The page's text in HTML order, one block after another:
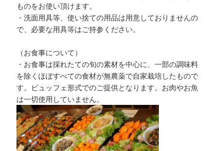
ものをお使い頂けます。
・洗面用具等、使い捨ての用品は用意しておりませんの
で、必要な用具等はご持参ください。
（お食事について）
・お食事は採れたての旬の素材を中心に、一部の調味料
を除くほぼすべての食材が無農薬で自家栽培したもので
す。ビュッフェ形式でのご提供となります。お肉やお魚
は一切使用していません。